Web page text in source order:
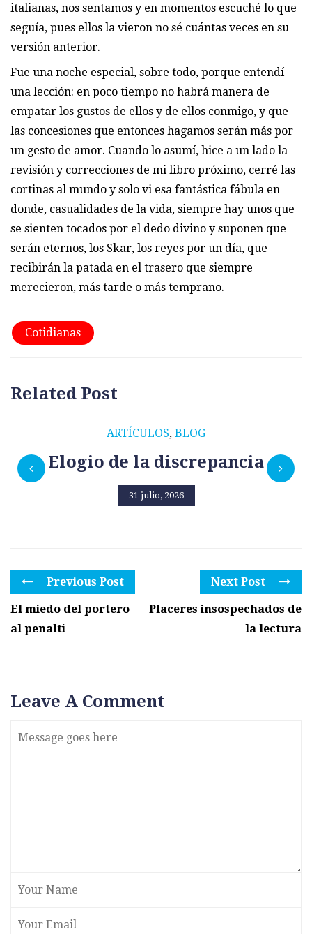
italianas, nos sentamos y en momentos escuché lo que
seguía, pues ellos la vieron no sé cuántas veces en su
versión anterior.
Fue una noche especial, sobre todo, porque entendí
una lección: en poco tiempo no habrá manera de
empatar los gustos de ellos y de ellos conmigo, y que
las concesiones que entonces hagamos serán más por
un gesto de amor. Cuando lo asumí, hice a un lado la
revisión y correcciones de mi libro próximo, cerré las
cortinas al mundo y solo vi esa fantástica fábula en
donde, casualidades de la vida, siempre hay unos que
se sienten tocados por el dedo divino y suponen que
serán eternos, los Skar, los reyes por un día, que
recibirán la patada en el trasero que siempre
merecieron, más tarde o más temprano.
Cotidianas
Related Post
ARTÍCULOS, BLOG
Elogio de la discrepancia
31 julio, 2026
Previous Post
El miedo del portero
al penalti
Next Post
Placeres insospechados de
la lectura
Leave A Comment